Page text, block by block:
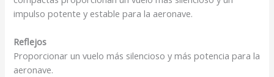
impulso potente y estable para la aeronave.
Reflejos
Proporcionar un vuelo más silencioso y más potencia para la
aeronave.